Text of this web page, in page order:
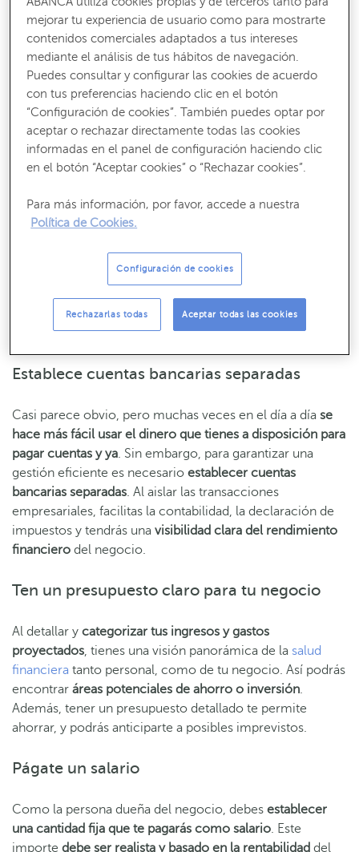
Es fácilcaer en la tentación de usar los fondos del
negocio para el uso personalo viceversa, porque al
principio parece que todo está entrelazado. Pero
entender cómo organizar las finanzas de un negocio
comienza porreconocer la importancia de tener una
estructura financiera clara y definida. Aquí te dejamos
algunos consejos:
Recibe nuestros contenidos más útiles
SUSCRÍBETE
Establece cuentas bancarias separadas
Casi parece obvio, pero muchas veces en el día a día se
hace más fácil usar el dinero que tienes a disposición para
pagar cuentas y ya. Sin embargo, para garantizar una
gestión eficiente es necesario establecer cuentas
bancarias separadas. Al aislar las transacciones
empresariales, facilitas la contabilidad, la declaración de
impuestos y tendrás una visibilidad clara del rendimiento
financiero del negocio.
Ten un presupuesto claro para tu negocio
Al detallar y categorizar tus ingresos y gastos
proyectados, tienes una visión panorámica de la salud
financiera tanto personal, como de tu negocio. Así podrás
encontrar áreas potenciales de ahorro o inversión.
Además, tener un presupuesto detallado te permite
ahorrar, y podrás anticiparte a posibles imprevistos.
Págate un salario
Como la persona dueña del negocio, debes establecer
una cantidad fija que te pagarás como salario. Este
importe debe ser realista y basado en la rentabilidad del
mejorar tu experiencia de usuario como para mostrarte
contenidos comerciales adaptados a tus intereses
mediante el análisis de tus hábitos de navegación.
Puedes consultar y configurar las cookies de acuerdo
con tus preferencias haciendo clic en el botón
“Configuración de cookies”. También puedes optar por
aceptar o rechazar directamente todas las cookies
informadas en el panel de configuración haciendo clic
en el botón “Aceptar cookies” o “Rechazar cookies”.
Para más información, por favor, accede a nuestra
Política de Cookies.
Configuración de cookies
Rechazarlas todas Aceptar todas las cookies